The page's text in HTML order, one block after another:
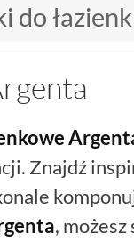
do
Znajdź
,